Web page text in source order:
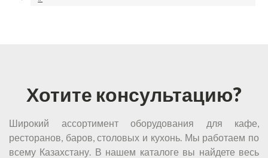
Хотите консультацию?
Широкий ассортимент оборудования для кафе,
ресторанов, баров, столовых и кухонь. Мы работаем по
всему Казахстану. В нашем каталоге вы найдете весь